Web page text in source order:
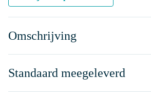
Omschrijving
Standaard meegeleverd